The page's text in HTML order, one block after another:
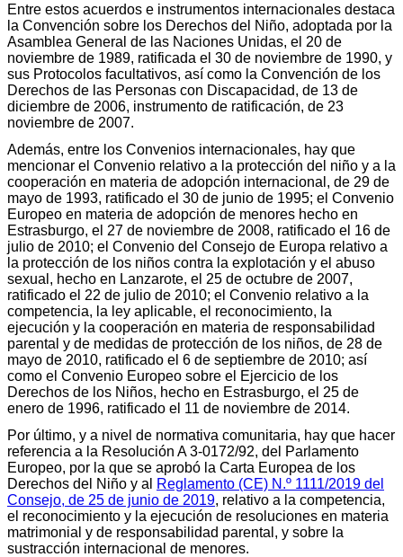
Entre estos acuerdos e instrumentos internacionales destaca
la Convención sobre los Derechos del Niño, adoptada por la
Asamblea General de las Naciones Unidas, el 20 de
noviembre de 1989, ratificada el 30 de noviembre de 1990, y
sus Protocolos facultativos, así como la Convención de los
Derechos de las Personas con Discapacidad, de 13 de
diciembre de 2006, instrumento de ratificación, de 23
noviembre de 2007.
Además, entre los Convenios internacionales, hay que
mencionar el Convenio relativo a la protección del niño y a la
cooperación en materia de adopción internacional, de 29 de
mayo de 1993, ratificado el 30 de junio de 1995; el Convenio
Europeo en materia de adopción de menores hecho en
Estrasburgo, el 27 de noviembre de 2008, ratificado el 16 de
julio de 2010; el Convenio del Consejo de Europa relativo a
la protección de los niños contra la explotación y el abuso
sexual, hecho en Lanzarote, el 25 de octubre de 2007,
ratificado el 22 de julio de 2010; el Convenio relativo a la
competencia, la ley aplicable, el reconocimiento, la
ejecución y la cooperación en materia de responsabilidad
parental y de medidas de protección de los niños, de 28 de
mayo de 2010, ratificado el 6 de septiembre de 2010; así
como el Convenio Europeo sobre el Ejercicio de los
Derechos de los Niños, hecho en Estrasburgo, el 25 de
enero de 1996, ratificado el 11 de noviembre de 2014.
Por último, y a nivel de normativa comunitaria, hay que hacer
referencia a la Resolución A 3-0172/92, del Parlamento
Europeo, por la que se aprobó la Carta Europea de los
Derechos del Niño y al
Reglamento (CE) N.º 1111/2019 del
Consejo, de 25 de junio de 2019, relativo a la competencia,
el reconocimiento y la ejecución de resoluciones en materia
matrimonial y de responsabilidad parental, y sobre la
sustracción internacional de menores.